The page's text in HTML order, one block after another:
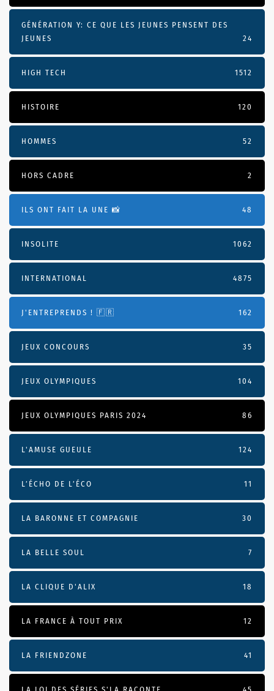
GÉNÉRATION Y: CE QUE LES JEUNES PENSENT DES
JEUNES
24
HIGH TECH 1512
HISTOIRE 120
HOMMES 52
HORS CADRE 2
ILS ONT FAIT LA UNE 📸 48
INSOLITE 1062
INTERNATIONAL 4875
J'ENTREPRENDS ! 🇫🇷 162
JEUX CONCOURS 35
JEUX OLYMPIQUES 104
JEUX OLYMPIQUES PARIS 2024 86
L'AMUSE GUEULE 124
L’ÉCHO DE L’ÉCO 11
LA BARONNE ET COMPAGNIE 30
LA BELLE SOUL 7
LA CLIQUE D'ALIX 18
LA FRANCE À TOUT PRIX 12
LA FRIENDZONE 41